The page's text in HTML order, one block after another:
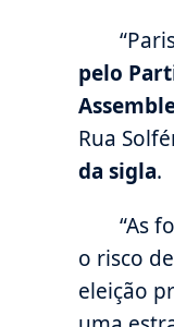
pelo
Rua
da sigla.
“As
o risco
eleição